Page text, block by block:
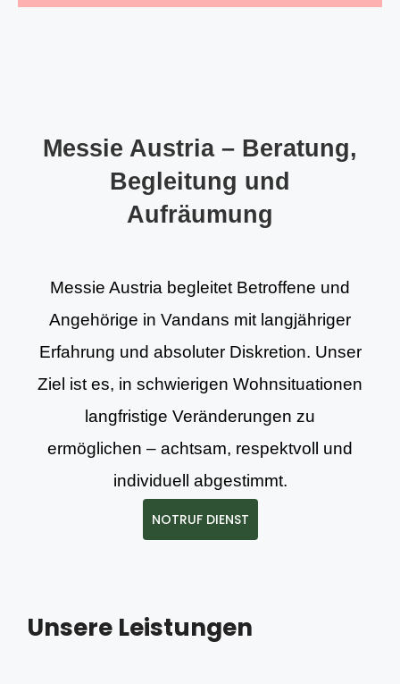
Messie Austria – Beratung,
Begleitung und
Aufräumung
Messie Austria begleitet Betroffene und
Angehörige in Vandans mit langjähriger
Erfahrung und absoluter Diskretion. Unser
Ziel ist es, in schwierigen Wohnsituationen
langfristige Veränderungen zu
ermöglichen – achtsam, respektvoll und
individuell abgestimmt.
NOTRUF DIENST
Unsere Leistungen